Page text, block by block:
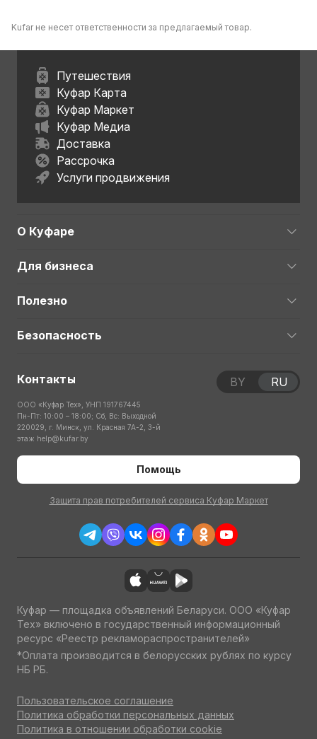
Kufar не несет ответственности за предлагаемый товар.
Путешествия
Куфар Карта
Куфар Маркет
Куфар Медиа
Доставка
Рассрочка
Услуги продвижения
О Куфаре
Для бизнеса
Полезно
Безопасность
Контакты
ООО «Куфар Тех», УНП 191767445
Пн-Пт: 10:00 – 18:00; Сб, Вс: Выходной
220029, г. Минск, ул. Красная 7А-2, 3-й
этаж help@kufar.by
Помощь
Защита прав потребителей сервиса Куфар Маркет
BY RU
Куфар — площадка объявлений Беларуси. ООО «Куфар
Тех» включено в государственный информационный
ресурс «Реестр рекламораспространителей»
*Оплата производится в белорусских рублях по курсу
НБ РБ.
Пользовательское соглашение
Политика обработки персональных данных
Политика в отношении обработки cookie